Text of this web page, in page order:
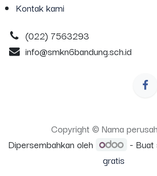
Kontak kami
(022) 7563293
info@smkn6bandung.sch.id
Copyright © Nama
Dipersembahkan oleh
- Buat
gratis